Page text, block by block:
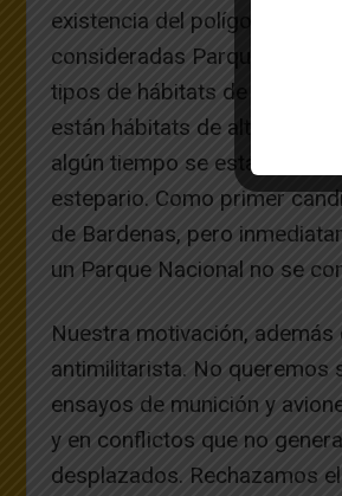
existencia del polígono de
consideradas Parque
tipos de hábitats de nuestro
están hábitats de alta
algún tiempo se está
estepario. Como primer
de Bardenas, pero
un Parque Nacional no se
Nuestra motivación,
antimilitarista. No queremos
ensayos de munición y
y en conflictos que no
desplazados. Rechazamos